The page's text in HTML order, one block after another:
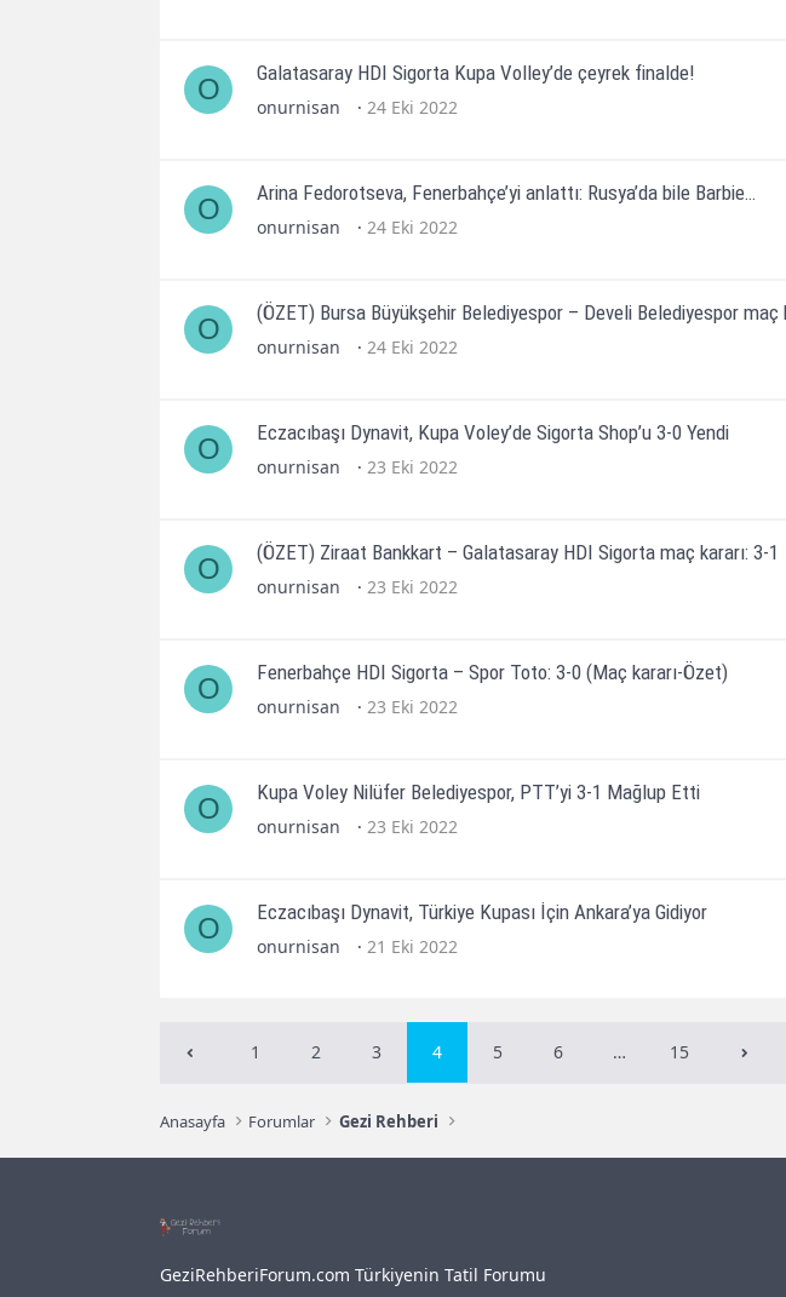
O Galatasaray HDI Sigorta Kupa Volley’de çeyrek finalde!
onurnisan 24 Eki 2022
O Arina Fedorotseva, Fenerbahçe’yi anlattı: Rusya’da bile Barbie…
onurnisan 24 Eki 2022
O (ÖZET) Bursa Büyükşehir Belediyespor – Develi Belediyespor maç
onurnisan 24 Eki 2022
O Eczacıbaşı Dynavit, Kupa Voley’de Sigorta Shop’u 3-0 Yendi
onurnisan 23 Eki 2022
O (ÖZET) Ziraat Bankkart – Galatasaray HDI Sigorta maç kararı: 3-1
onurnisan 23 Eki 2022
O Fenerbahçe HDI Sigorta – Spor Toto: 3-0 (Maç kararı-Özet)
onurnisan 23 Eki 2022
O Kupa Voley Nilüfer Belediyespor, PTT’yi 3-1 Mağlup Etti
onurnisan 23 Eki 2022
O Eczacıbaşı Dynavit, Türkiye Kupası İçin Ankara’ya Gidiyor
onurnisan 21 Eki 2022
1 2 3 4 5 6 … 15
Anasayfa Forumlar Gezi Rehberi
GeziRehberiForum.com Türkiyenin Tatil Forumu